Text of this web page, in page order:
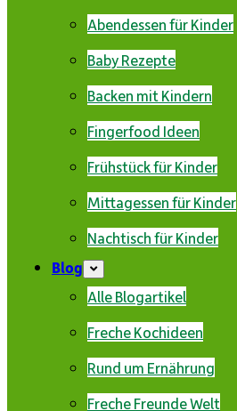
Abendessen für Kinder
Baby Rezepte
Backen mit Kindern
Fingerfood Ideen
Frühstück für Kinder
Mittagessen für Kinder
Nachtisch für Kinder
Blog
Alle Blogartikel
Freche Kochideen
Rund um Ernährung
Freche Freunde Welt